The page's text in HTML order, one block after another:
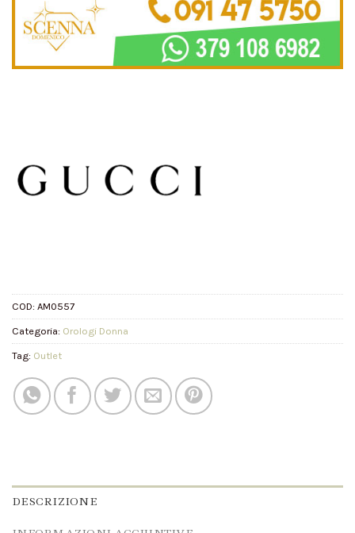
COD: AM0557
Categoria: Orologi Donna
Tag: Outlet
DESCRIZIONE